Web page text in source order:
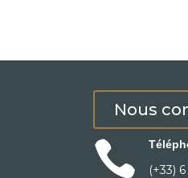
Nous
 (+33)